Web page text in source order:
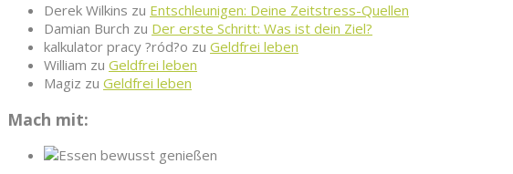
Derek Wilkins zu Entschleunigen: Deine Zeitstress-Quellen
Damian Burch zu Der erste Schritt: Was ist dein Ziel?
kalkulator pracy ?ród?o zu Geldfrei leben
William zu Geldfrei leben
Magiz zu Geldfrei leben
Mach mit: